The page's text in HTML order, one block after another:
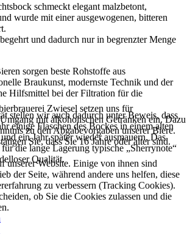
schmeckt elegant malzbetont,
wurde mit einer ausgewogenen, bitteren
und dadurch nur in begrenzter Menge
sorgen beste Rohstoffe aus
Braukunst, modernste Technik und der
Hilfsmittel bei der Filtration für die
stellen wir auch dadurch unter Beweis, dass
einige Flaschen des Bockes in einem alten
ein Jahr später wieder ausmauern. Das
die lange Lagerung typische „Sherrynote“
Qualität.
Zwiesel setzen uns für
mit alkoholischen Getränken ein. Dazu
zu den Abgabevorgaben unserer Biere.
Sie, dass Sie 16 Jahre oder älter sind.
unserer Website. Einige von ihnen sind
der Seite, während andere uns helfen, diese
zu verbessern (Tracking Cookies).
ob Sie die Cookies zulassen und die